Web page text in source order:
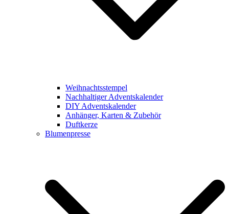
Weihnachtsstempel
Nachhaltiger Adventskalender
DIY Adventskalender
Anhänger, Karten & Zubehör
Duftkerze
Blumenpresse